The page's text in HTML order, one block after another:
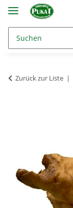
Zurück zur Liste